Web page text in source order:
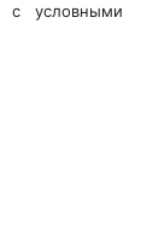
с условными